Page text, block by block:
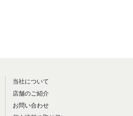
当社について
店舗のご紹介
お問い合わせ